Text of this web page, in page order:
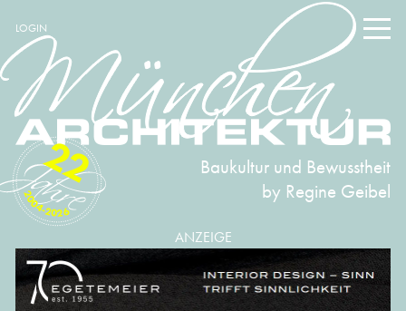
LOGIN
Baukultur und Bewusstheit
by Regine Geibel
2004-2026
22
ANZEIGE